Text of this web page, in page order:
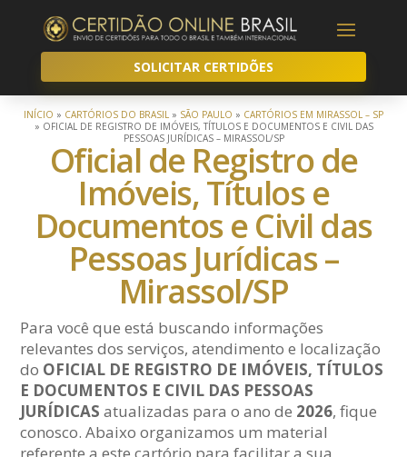
SOLICITAR CERTIDÕES
INÍCIO » CARTÓRIOS DO BRASIL » SÃO PAULO » CARTÓRIOS EM MIRASSOL – SP
» OFICIAL DE REGISTRO DE IMÓVEIS, TÍTULOS E DOCUMENTOS E CIVIL DAS
PESSOAS JURÍDICAS – MIRASSOL/SP
Oficial de Registro de
Imóveis, Títulos e
Documentos e Civil das
Pessoas Jurídicas –
Mirassol/SP
Para você que está buscando informações
relevantes dos serviços, atendimento e localização
do OFICIAL DE REGISTRO DE IMÓVEIS, TÍTULOS
E DOCUMENTOS E CIVIL DAS PESSOAS
JURÍDICAS atualizadas para o ano de 2026, fique
conosco. Abaixo organizamos um material